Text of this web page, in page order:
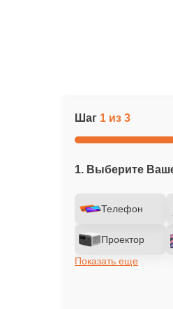
Шаг 1 из 3
1. Выберите
Телефон
Проектор
Показать еще